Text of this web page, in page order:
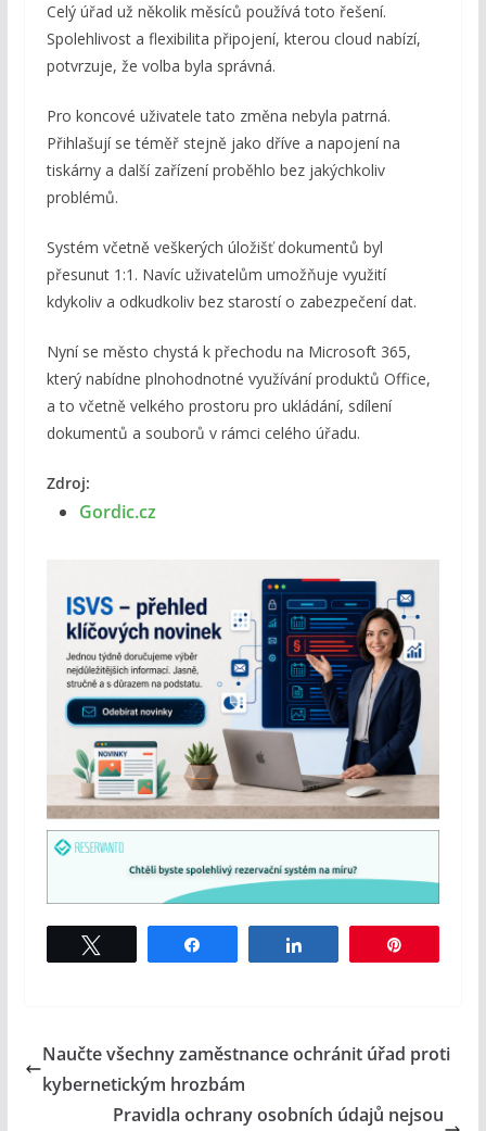
Celý úřad už několik měsíců používá toto řešení.
Spolehlivost a flexibilita připojení, kterou cloud nabízí,
potvrzuje, že volba byla správná.
Pro koncové uživatele tato změna nebyla patrná.
Přihlašují se téměř stejně jako dříve a napojení na
tiskárny a další zařízení proběhlo bez jakýchkoliv
problémů.
Systém včetně veškerých úložišť dokumentů byl
přesunut 1:1. Navíc uživatelům umožňuje využití
kdykoliv a odkudkoliv bez starostí o zabezpečení dat.
Nyní se město chystá k přechodu na Microsoft 365,
který nabídne plnohodnotné využívání produktů Office,
a to včetně velkého prostoru pro ukládání, sdílení
dokumentů a souborů v rámci celého úřadu.
Zdroj:
Gordic.cz
Naučte všechny zaměstnance ochránit úřad proti
kybernetickým hrozbám
Pravidla ochrany osobních údajů nejsou